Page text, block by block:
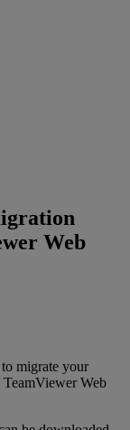
Web
migrate your
Web